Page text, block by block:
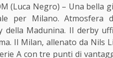
(Luca Negro) – Una
per Milano. Atmosfera
della Madunina. Il derby
Il Milan, allenato da Nils
A con tre punti di